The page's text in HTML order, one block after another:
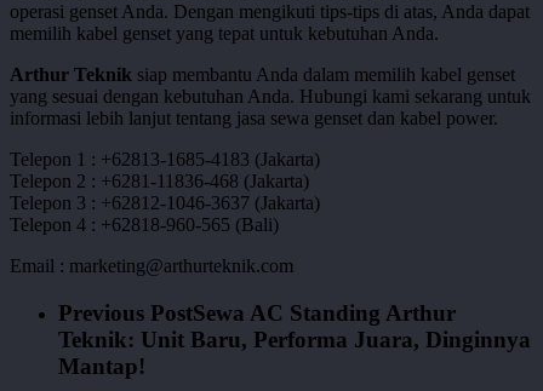
operasi genset Anda. Dengan mengikuti tips-tips di atas, Anda dapat
memilih kabel genset yang tepat untuk kebutuhan Anda.
Arthur Teknik siap membantu Anda dalam memilih kabel genset
yang sesuai dengan kebutuhan Anda. Hubungi kami sekarang untuk
informasi lebih lanjut tentang jasa sewa genset dan kabel power.
Telepon 1 : +62813-1685-4183 (Jakarta)
Telepon 2 : +6281-11836-468 (Jakarta)
Telepon 3 : +62812-1046-3637 (Jakarta)
Telepon 4 : +62818-960-565 (Bali)
Email : marketing@arthurteknik.com
Previous PostSewa AC Standing Arthur
Teknik: Unit Baru, Performa Juara, Dinginnya
Mantap!